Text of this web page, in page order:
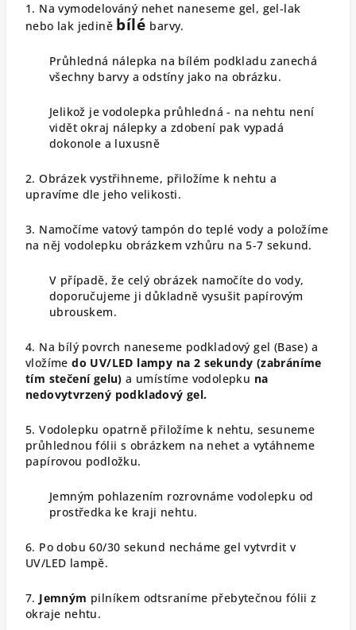
1. Na vymodelováný nehet naneseme gel, gel-lak
nebo lak jedině bílé barvy.
Průhledná nálepka na bílém podkladu zanechá
všechny barvy a odstíny jako na obrázku.
Jelikož je vodolepka průhledná - na nehtu není
vidět okraj nálepky a zdobení pak vypadá
dokonole a luxusně
2. Obrázek vystřihneme, přiložíme k nehtu a
upravíme dle jeho velikosti.
3. Namočíme vatový tampón do teplé vody a položíme
na něj vodolepku obrázkem vzhůru na 5-7 sekund.
V případě, že celý obrázek namočíte do vody,
doporučujeme ji důkladně vysušit papírovým
ubrouskem.
4. Na bílý povrch naneseme podkladový gel (Base) a
vložímedo UV/LED lampy na 2 sekundy (zabráníme
tím stečení gelu)a umístíme vodolepku na
nedovytvrzený podkladový gel.
5. Vodolepku opatrně přiložíme k nehtu, sesuneme
průhlednou fólii s obrázkem na nehet a vytáhneme
papírovou podložku.
Jemným pohlazením rozrovnáme vodolepku od
prostředka ke kraji nehtu.
6. Po dobu 60/30 sekund necháme gel vytvrdit v
UV/LED lampě.
7. Jemným pilníkem odtsraníme přebytečnou fólii z
okraje nehtu.